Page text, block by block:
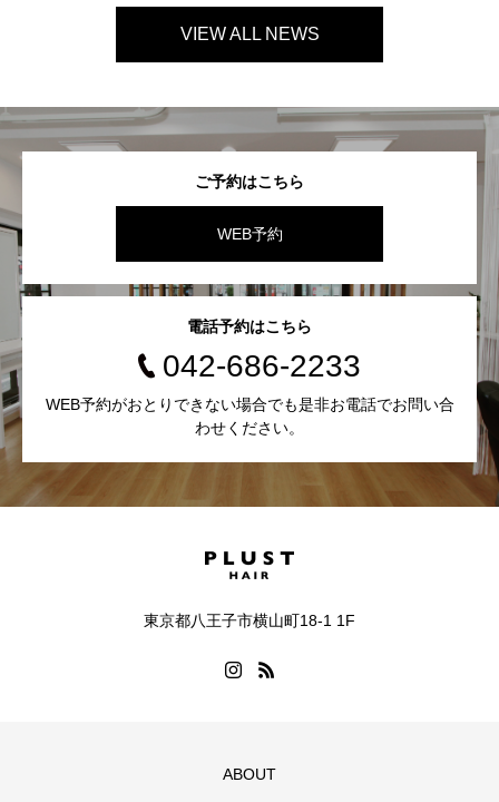
VIEW ALL NEWS
ご予約はこちら
WEB予約
電話予約はこちら
042-686-2233
WEB予約がおとりできない場合でも是非お電話でお問い合
わせください。
東京都八王子市横山町18-1 1F
ABOUT